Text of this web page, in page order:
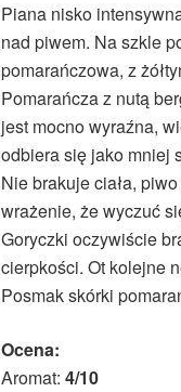
Piana nisko
nad piwem. Na szkle
pomarańczowa, z
Pomarańcza z nutą
jest mocno wyraźna,
odbiera się jako mniej
Nie brakuje ciała,
wrażenie, że wyczuć
Goryczki oczywiście
cierpkości. Ot kolejne
Posmak skórki
Ocena:
Aromat: 4/10